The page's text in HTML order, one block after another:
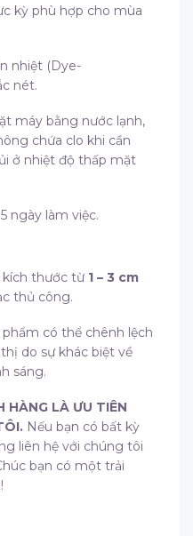
kỳ phù hợp cho mùa
nhiệt (Dye-
nét.
máy bằng nước lạnh,
chứa clo khi cần
ở nhiệt độ thấp mặt
ngày làm việc.
kích thước từ 1 – 3 cm
thủ công.
có thể chênh lệch
do sự khác biệt về
sáng.
HÀNG LÀ ƯU TIÊN
Nếu bạn có bất kỳ
liên hệ với chúng tôi
bạn có một trải